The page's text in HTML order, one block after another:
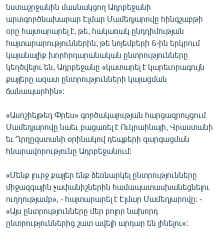
ՏԵՍԱՆՅՈՒԹԵՐ
ԲԱՆԱՎԵՃ
ՁԳՏԵԼՈՎ ԼԱՎԱԳՈՒՅՆԻՆ
ՓՈԴՔԱՍԹ
Հայերեն
English
Русский
ՀԵՏԵՎԵՔ ՄԵԶ
«Ազատության» բոլոր կայքերը
նստաշրջանին մասնակցող Ադրբեջանի
արտգործնախարար Էլմար Մամեդյարովը հինգշաբթի
օրը հայտարարել է, թե, հակառակ ընդդիմության
հայտարարություններին, թե նոյեմբերի 6-ին երկրում
կայանալիք խորհրդարանական ընտրությունները
կեղծվելու են, Ադրբեջանը «կատարել է կարեւորագույն
քայլերը ազատ ընտրությունների կայացման
ճանապարհին»:
«Ասոշիեյթեդ Փրես» գործակալության հարցազրույցում
Մամեդյարովը նաեւ բացառել է Ուկրաինայի, Վրաստանի
եւ Ղրղըզստանի օրինակով դեպքերի զարգացման
հնարավորությունը Ադրբեջանում:
«Մենք լուրջ քայլեր ենք ձեռնարկել ընտրությունները
միջազգային չափանիշներին համապատասխանեցնելու
ուղղությամբ», - հայտարարել է Էլմար Մամեդյարովը: -
«Այս ընտրությունները մեր բոլոր նախորդ
ընտրություններից շատ ավելի արդար են լինելու»: